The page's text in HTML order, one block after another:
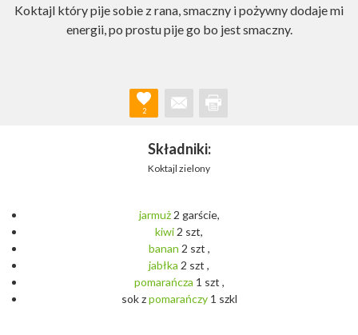
Koktajl który pije sobie z rana, smaczny i pożywny dodaje mi
energii, po prostu pije go bo jest smaczny.
2
Składniki:
Koktajl zielony
jarmuż2 garście,
kiwi 2 szt,
banan 2 szt ,
jabłka 2 szt ,
pomarańcza 1 szt ,
sok zpomarańczy1 szkl